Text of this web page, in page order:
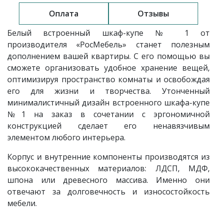
Оплата
Отзывы
Белый встроенный шкаф-купе № 1 от
производителя «РосМебель» станет полезным
дополнением вашей квартиры. С его помощью вы
сможете организовать удобное хранение вещей,
оптимизируя пространство комнаты и освобождая
его для жизни и творчества. Утонченный
минималистичный дизайн встроенного шкафа-купе
№1 на заказ в сочетании с эргономичной
конструкцией сделает его ненавязчивым
элементом любого интерьера.
Корпус и внутренние компоненты производятся из
высококачественных материалов: ЛДСП, МДФ,
шпона или древесного массива. Именно они
отвечают за долговечность и износостойкость
мебели.